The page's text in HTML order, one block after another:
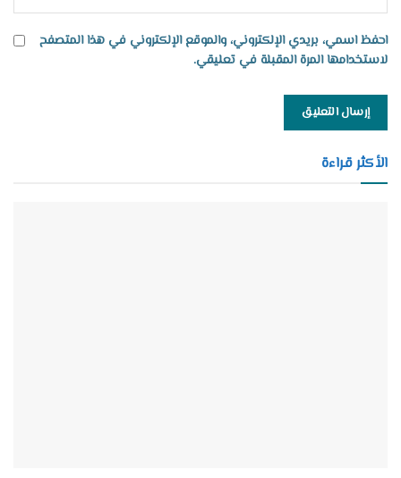
احفظ اسمي، بريدي الإلكتروني، والموقع الإلكتروني في هذا المتصفح
لاستخدامها المرة المقبلة في تعليقي.
الأكثر قراءة